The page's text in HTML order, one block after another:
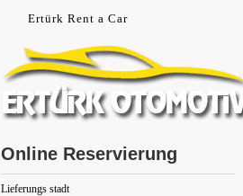
Ertürk Rent a Car
Ünye Araba Kiralama
Online Reservierung
Lieferungs stadt